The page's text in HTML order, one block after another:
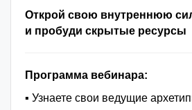
Открой свою внутреннюю
и пробуди скрытые ресурсы
Программа вебинара:
▪️ Узнаете свои ведущие